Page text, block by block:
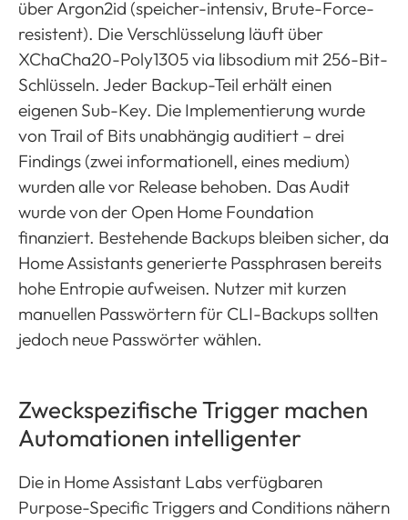
über Argon2id (speicher-intensiv, Brute-Force-
resistent). Die Verschlüsselung läuft über
XChaCha20-Poly1305 via libsodium mit 256-Bit-
Schlüsseln. Jeder Backup-Teil erhält einen
eigenen Sub-Key. Die Implementierung wurde
von Trail of Bits unabhängig auditiert – drei
Findings (zwei informationell, eines medium)
wurden alle vor Release behoben. Das Audit
wurde von der Open Home Foundation
finanziert. Bestehende Backups bleiben sicher, da
Home Assistants generierte Passphrasen bereits
hohe Entropie aufweisen. Nutzer mit kurzen
manuellen Passwörtern für CLI-Backups sollten
jedoch neue Passwörter wählen.
Zweckspezifische Trigger machen
Automationen intelligenter
Die in Home Assistant Labs verfügbaren
Purpose-Specific Triggers and Conditions nähern